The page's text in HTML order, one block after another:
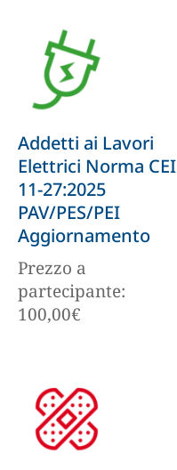
Addetti ai Lavori
Elettrici Norma CEI
11-27:2025
PAV/PES/PEI
Aggiornamento
Prezzo a
partecipante:
100,00€